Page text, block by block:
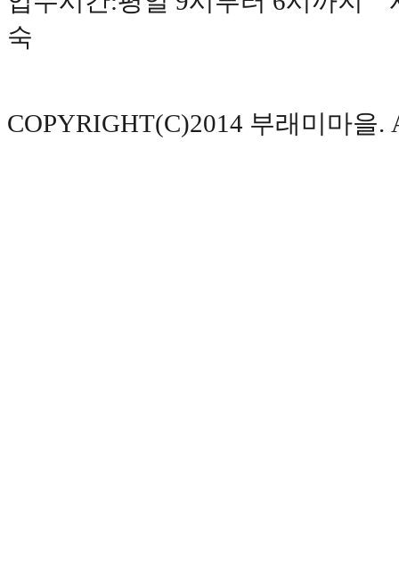
숙
COPYRIGHT(C)2014 부래미마을.